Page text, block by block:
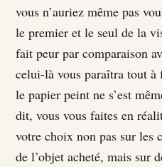
vous n’auriez même pas
le premier et le seul de la
fait peur par comparaison
celui-là vous paraîtra tout à
le papier peint ne s’est
dit, vous vous faites en
votre choix non pas sur les
de l’objet acheté, mais sur